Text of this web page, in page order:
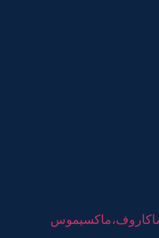
ماکاروف،ماکسیموس